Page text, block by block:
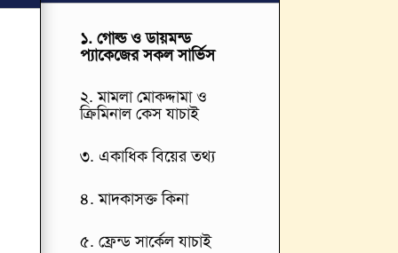
১. গোল্ড ও ডায়মন্ড
প্যাকেজের সকল সার্ভিস
২. মামলা মোকদ্দামা ও
ক্রিমিনাল কেস যাচাই
৩. একাধিক বিয়ের তথ্য
৪. মাদকাসক্ত কিনা
৫. ফ্রেন্ড সার্কেল যাচাই